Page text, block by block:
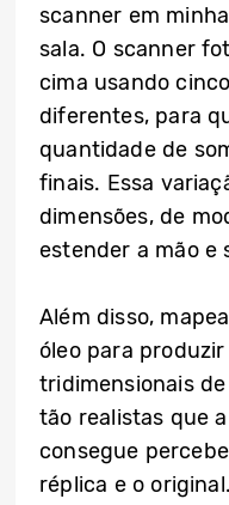
scanner em
sala. O scanner
cima usando
diferentes, para
quantidade de
finais. Essa
dimensões, de
estender a mão e
Além disso,
óleo para
tridimensionais
tão realistas que
consegue
réplica e o original.